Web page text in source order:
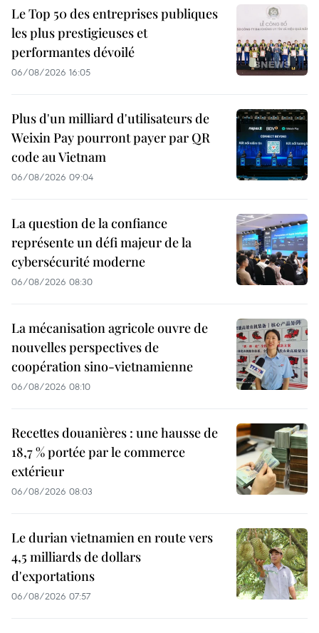
Le Top 50 des entreprises publiques
les plus prestigieuses et
performantes dévoilé
06/08/2026 16:05
Plus d'un milliard d'utilisateurs de
Weixin Pay pourront payer par QR
code au Vietnam
06/08/2026 09:04
La question de la confiance
représente un défi majeur de la
cybersécurité moderne
06/08/2026 08:30
La mécanisation agricole ouvre de
nouvelles perspectives de
coopération sino-vietnamienne
06/08/2026 08:10
Recettes douanières : une hausse de
18,7 % portée par le commerce
extérieur
06/08/2026 08:03
Le durian vietnamien en route vers
4,5 milliards de dollars
d'exportations
06/08/2026 07:57